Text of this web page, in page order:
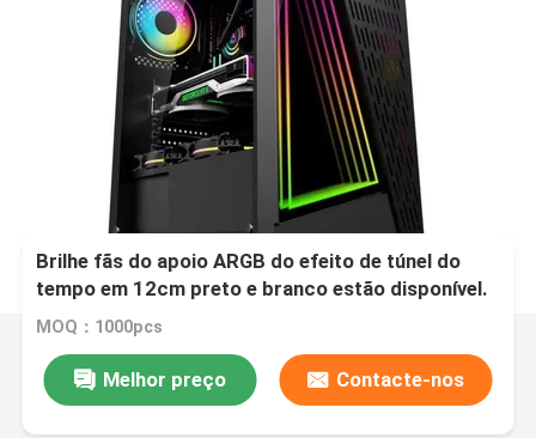
Brilhe fãs do apoio ARGB do efeito de túnel do
tempo em 12cm preto e branco estão disponível.
O painel lateral é vidro moderado.
MOQ：1000pcs
Melhor preço Contacte-nos